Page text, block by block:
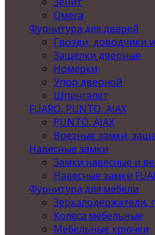
Омега
Фурнитура для дверей
Гвозди, доводчики
Защелки дверные
Номерки
Упор дверной
Шпингалет
FUARO, PUNTO, AJAX
PUNTO, AJAX
Врезные замки,
Навесные замки
Замки навесные и
Навесные замки
Фурнитура для мебели
Зеркалодержатели,
Колеса мебельные
Мебельные крючки